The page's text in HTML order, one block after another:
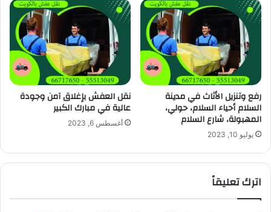
رفع وتنزيل الأثاث في مدينة
السلام أحياء السلام، حولي،
المهبولة، شارع السلام
يوليو 10, 2023
نقل العفش بإغلاق آمن وجودة
عالية في مبارك الكبير
أغسطس 6, 2023
اترك تعليقاً